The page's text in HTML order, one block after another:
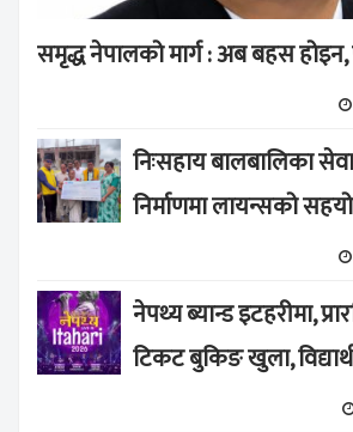
समृद्ध नेपालको मार्ग : अब बहस होइन,
निःसहाय बालबालिका
निर्माणमा लायन्सको
नेपथ्य ब्यान्ड इटहरीमा,
टिकट बुकिङ खुला,